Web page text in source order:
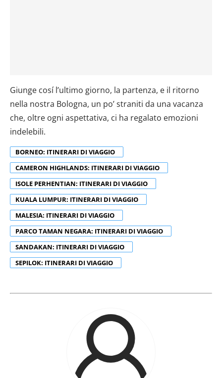
Giunge cosí l’ultimo giorno, la partenza, e il ritorno
nella nostra Bologna, un po’ straniti da una vacanza
che, oltre ogni aspettativa, ci ha regalato emozioni
indelebili.
BORNEO: ITINERARI DI VIAGGIO
CAMERON HIGHLANDS: ITINERARI DI VIAGGIO
ISOLE PERHENTIAN: ITINERARI DI VIAGGIO
KUALA LUMPUR: ITINERARI DI VIAGGIO
MALESIA: ITINERARI DI VIAGGIO
PARCO TAMAN NEGARA: ITINERARI DI VIAGGIO
SANDAKAN: ITINERARI DI VIAGGIO
SEPILOK: ITINERARI DI VIAGGIO